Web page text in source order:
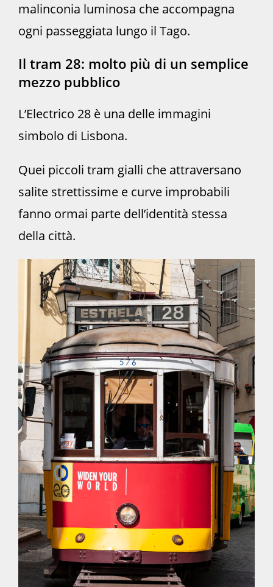
malinconia luminosa che accompagna
ogni passeggiata lungo il Tago.
Il tram 28: molto più di un semplice
mezzo pubblico
L’Electrico 28 è una delle immagini
simbolo di Lisbona.
Quei piccoli tram gialli che attraversano
salite strettissime e curve improbabili
fanno ormai parte dell’identità stessa
della città.